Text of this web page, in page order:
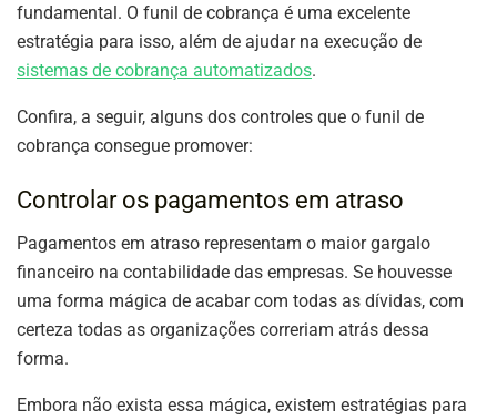
fundamental. O funil de cobrança é uma excelente
estratégia para isso, além de ajudar na execução de
sistemas de cobrança automatizados.
Confira, a seguir, alguns dos controles que o funil de
cobrança consegue promover:
Controlar os pagamentos em atraso
Pagamentos em atraso representam o maior gargalo
financeiro na contabilidade das empresas. Se houvesse
uma forma mágica de acabar com todas as dívidas, com
certeza todas as organizações correriam atrás dessa
forma.
Embora não exista essa mágica, existem estratégias para